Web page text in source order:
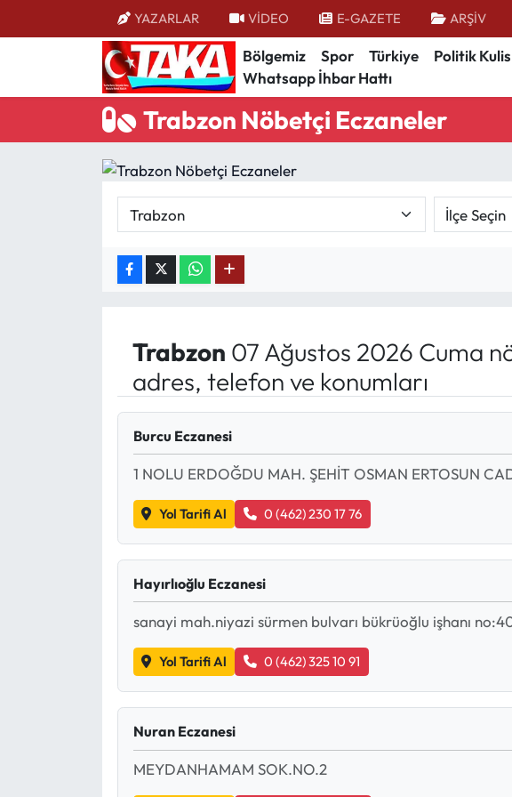
YAZARLAR VİDEO E-GAZETE ARŞİV
Bölgemiz Spor Türkiye Politik Kulis
Whatsapp İhbar Hattı
Trabzon Nöbetçi Eczaneler
Trabzon 07 Ağustos 2026 Cuma
adres, telefon ve konumları
Burcu Eczanesi
1 NOLU ERDOĞDU MAH. ŞEHİT OSMAN ERTOSUN
Yol Tarifi Al 0 (462) 230 17 76
Hayırlıoğlu Eczanesi
sanayi mah.niyazi sürmen bulvarı bükrüoğlu işhanı
Yol Tarifi Al 0 (462) 325 10 91
Nuran Eczanesi
MEYDANHAMAM SOK.NO.2
Bölgemiz
Kültür/Sanat
Mektup Galeri
Köşe Yazıları
Spor Yazıları
Mektup Galeri
Trabzon Nöbetçi Eczaneler
Trabzon Hava Durumu
Trabzon Trafik Yoğunluk Haritası
Süper Lig Puan Durumu ve Fikstür
Haber Arşivi